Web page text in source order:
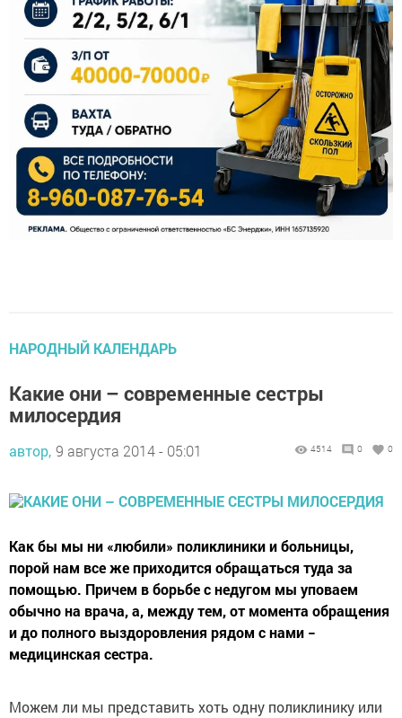
НАРОДНЫЙ КАЛЕНДАРЬ
Какие они – современные сестры
милосердия
автор, 9 августа 2014 - 05:01 4514 0 0
Как бы мы ни «любили» поликлиники и больницы,
порой нам все же приходится обращаться туда за
помощью. Причем в борьбе с недугом мы уповаем
обычно на врача, а, между тем, от момента обращения
и до полного выздоровления рядом с нами −
медицинская сестра.
Можем ли мы представить хоть одну поликлинику или